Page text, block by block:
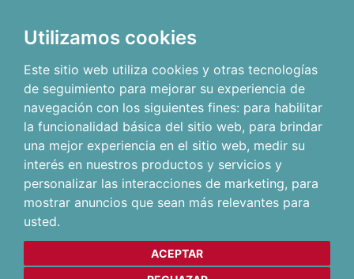
Utilizamos cookies
Este sitio web utiliza cookies y otras tecnologías
de seguimiento para mejorar su experiencia de
navegación con los siguientes fines: para habilitar
la funcionalidad básica del sitio web, para brindar
una mejor experiencia en el sitio web, medir su
interés en nuestros productos y servicios y
personalizar las interacciones de marketing, para
mostrar anuncios que sean más relevantes para
usted.
ACEPTAR